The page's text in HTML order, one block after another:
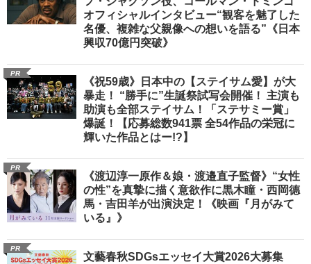
オフィシャルインタビュー“観客を魅了した
名優、複雑な父親像への想いを語る”《日本
興収70億円突破》
PR
《祝59歳》日本中の【ステイサム愛】が大
暴走！ “勝手に”生誕祭試写会開催！ 主演も
助演も全部ステイサム！「ステサミー賞」
爆誕！【応募総数941票 全54作品の栄冠に
輝いた作品とはー!?】
PR
《渡辺淳一原作＆娘・渡邉直子監督》“女性
の性”を真摯に描く意欲作に黒木瞳・西岡德
馬・吉田羊が出演決定！《映画『月がみて
いる』》
PR
文藝春秋SDGsエッセイ大賞2026大募集